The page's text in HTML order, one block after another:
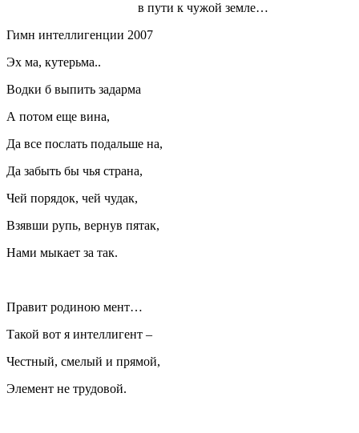
в пути к чужой земле…
Гимн интеллигенции 2007
Эх ма, кутерьма..
Водки б выпить задарма
А потом еще вина,
Да все послать подальше на,
Да забыть бы чья страна,
Чей порядок, чей чудак,
Взявши рупь, вернув пятак,
Нами мыкает за так.
Правит родиною мент…
Такой вот я интеллигент –
Честный, смелый и прямой,
Элемент не трудовой.